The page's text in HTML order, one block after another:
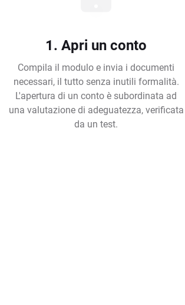
1. Apri un conto
Compila il modulo e invia i documenti
necessari, il tutto senza inutili formalità.
L'apertura di un conto è subordinata ad
una valutazione di adeguatezza, verificata
da un test.